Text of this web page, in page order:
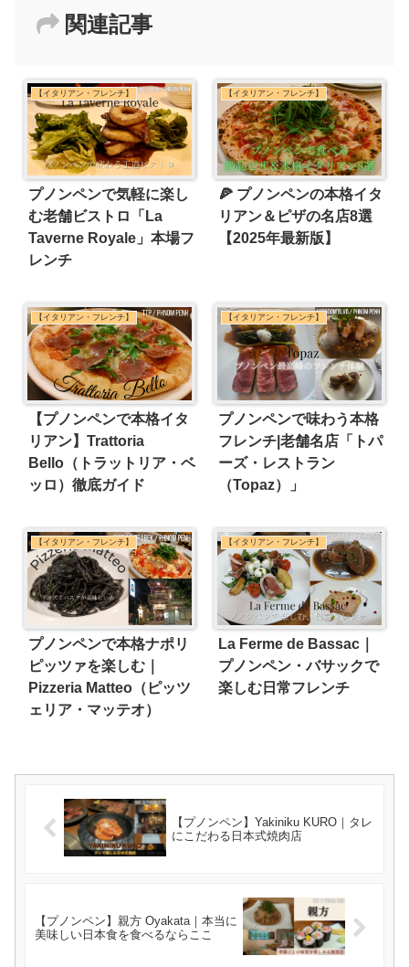
関連記事
【イタリアン・フレンチ】
プノンペンで気軽に楽し
む老舗ビストロ「La
Taverne Royale」本場フ
レンチ
【イタリアン・フレンチ】
🍕 プノンペンの本格イタ
リアン＆ピザの名店8選
【2025年最新版】
【イタリアン・フレンチ】
【プノンペンで本格イタ
リアン】Trattoria
Bello（トラットリア・ベ
ッロ）徹底ガイド
【イタリアン・フレンチ】
プノンペンで味わう本格
フレンチ|老舗名店「トパ
ーズ・レストラン
（Topaz）」
【イタリアン・フレンチ】
プノンペンで本格ナポリ
ピッツァを楽しむ｜
Pizzeria Matteo（ピッツ
ェリア・マッテオ）
【イタリアン・フレンチ】
La Ferme de Bassac｜
プノンペン・バサックで
楽しむ日常フレンチ
【プノンペン】Yakiniku KURO｜タレ
にこだわる日本式焼肉店
【プノンペン】親方 Oyakata｜本当に
美味しい日本食を食べるならここ